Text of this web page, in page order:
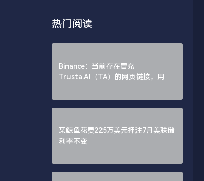
热门阅读
Binance：当前存在冒充
Trusta.AI（TA）的网页链接，用户
某鲸鱼花费225万美元押注7月美联储
利率不变